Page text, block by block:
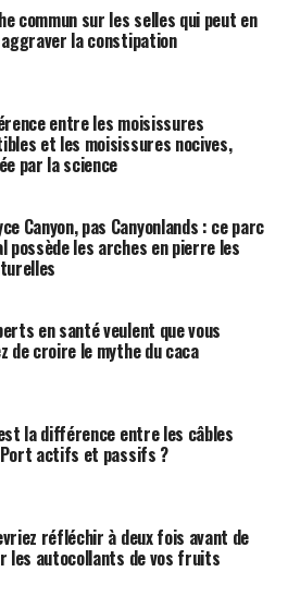
commun sur les selles qui peut en
la constipation
entre les moisissures
et les moisissures nocives,
par la science
Canyon, pas Canyonlands : ce parc
possède les arches en pierre les
en santé veulent que vous
de croire le mythe du caca
la différence entre les câbles
actifs et passifs ?
réfléchir à deux fois avant de
les autocollants de vos fruits